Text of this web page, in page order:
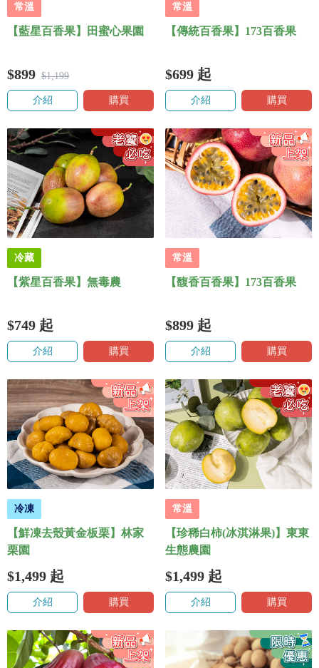
常溫
【藍星百香果】田蜜心果園
$899 $1,199
介紹 購買
常溫
【傳統百香果】173百香果
$699 起
介紹 購買
冷藏
【紫星百香果】無毒農
$749 起
介紹 購買
常溫
【馥香百香果】173百香果
$899 起
介紹 購買
冷凍
【鮮凍去殼黃金板栗】林家
栗園
$1,499 起
介紹 購買
常溫
【珍稀白柿(冰淇淋果)】東東
生態農園
$1,499 起
介紹 購買